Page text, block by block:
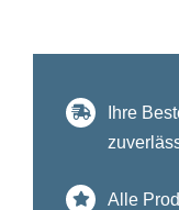
Ihre
Alle